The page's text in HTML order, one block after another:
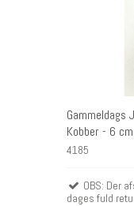
Gammeldags
Kobber - 6 cm.
4185
OBS: Der
dages fuld